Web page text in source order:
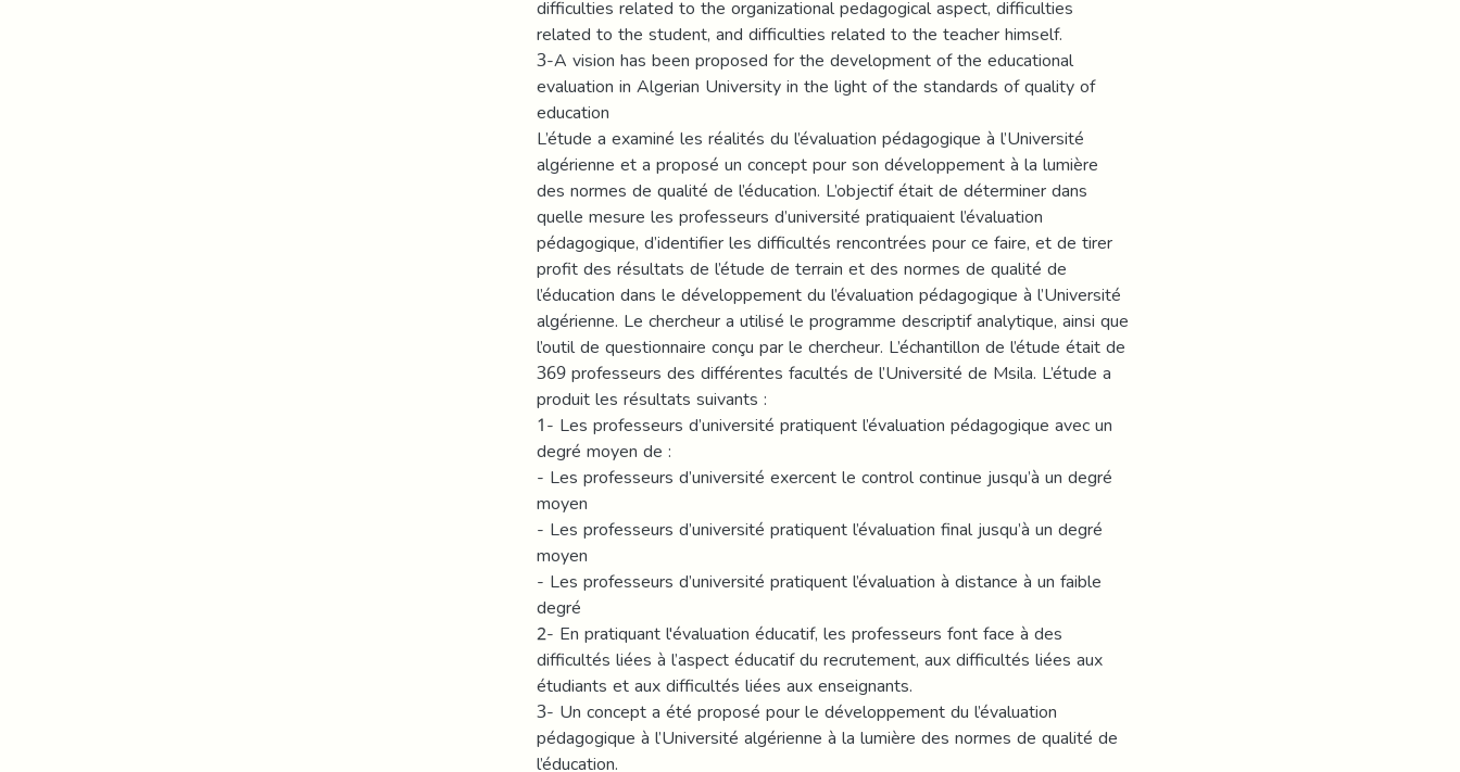
difficulties related to the organizational pedagogical aspect, difficulties
related to the student, and difficulties related to the teacher himself.
3-A vision has been proposed for the development of the educational
evaluation in Algerian University in the light of the standards of quality of
education
L’étude a examiné les réalités du l’évaluation pédagogique à l’Université
algérienne et a proposé un concept pour son développement à la lumière
des normes de qualité de l’éducation. L’objectif était de déterminer dans
quelle mesure les professeurs d’université pratiquaient l’évaluation
pédagogique, d’identifier les difficultés rencontrées pour ce faire, et de tirer
profit des résultats de l’étude de terrain et des normes de qualité de
l’éducation dans le développement du l’évaluation pédagogique à l’Université
algérienne. Le chercheur a utilisé le programme descriptif analytique, ainsi que
l’outil de questionnaire conçu par le chercheur. L’échantillon de l’étude était de
369 professeurs des différentes facultés de l’Université de Msila. L’étude a
produit les résultats suivants :
1- Les professeurs d’université pratiquent l’évaluation pédagogique avec un
degré moyen de :
- Les professeurs d’université exercent le control continue jusqu’à un degré
moyen
- Les professeurs d’université pratiquent l’évaluation final jusqu’à un degré
moyen
- Les professeurs d’université pratiquent l’évaluation à distance à un faible
degré
2- En pratiquant l'évaluation éducatif, les professeurs font face à des
difficultés liées à l’aspect éducatif du recrutement, aux difficultés liées aux
étudiants et aux difficultés liées aux enseignants.
3- Un concept a été proposé pour le développement du l’évaluation
pédagogique à l’Université algérienne à la lumière des normes de qualité de
l’éducation.